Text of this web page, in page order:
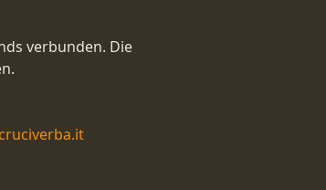
verbunden. Die
cruciverba.it